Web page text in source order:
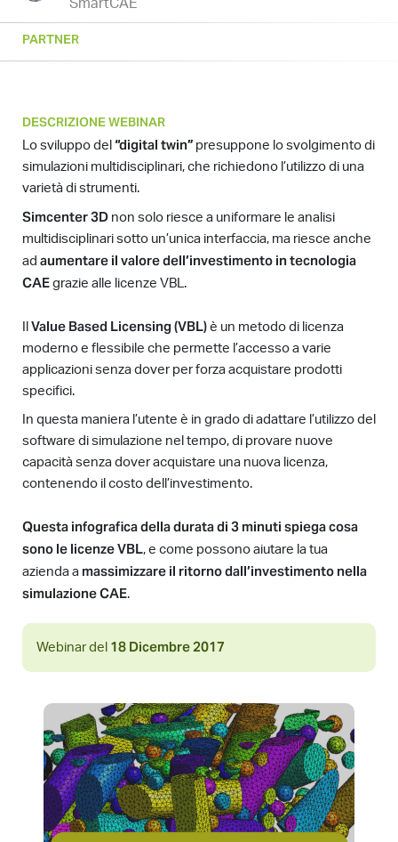
SmartCAE
PARTNER
DESCRIZIONE WEBINAR
Lo sviluppo del “digital twin” presuppone lo svolgimento di
simulazioni multidisciplinari, che richiedono l’utilizzo di una
varietà di strumenti.
Simcenter 3D non solo riesce a uniformare le analisi
multidisciplinari sotto un’unica interfaccia, ma riesce anche
ad aumentare il valore dell’investimento in tecnologia
CAE grazie alle licenze VBL.
Value Based Licensing (VBL) è un metodo di licenza
moderno e flessibile che permette l’accesso a varie
applicazioni senza dover per forza acquistare prodotti
specifici.
In questa maniera l’utente è in grado di adattare l’utilizzo del
software di simulazione nel tempo, di provare nuove
capacità senza dover acquistare una nuova licenza,
contenendo il costo dell’investimento.
Questa infografica della durata di 3 minuti spiega cosa
sono le licenze VBL, e come possono aiutare la tua
azienda a massimizzare il ritorno dall’investimento nella
simulazione CAE.
Webinar del 18 Dicembre 2017